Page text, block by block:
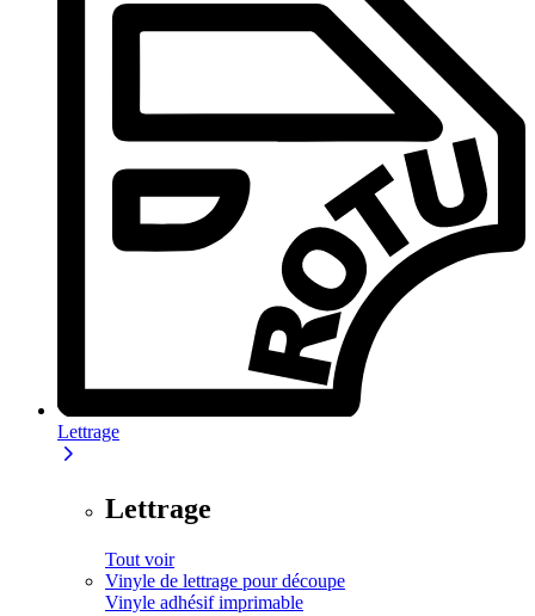
Lettrage
Lettrage
Tout voir
Vinyle de lettrage pour découpe
Vinyle adhésif imprimable